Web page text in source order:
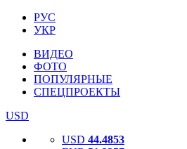
РУС
УКР
ВИДЕО
ФОТО
ПОПУЛЯРНЫЕ
СПЕЦПРОЕКТЫ
USD
USD 44.4853